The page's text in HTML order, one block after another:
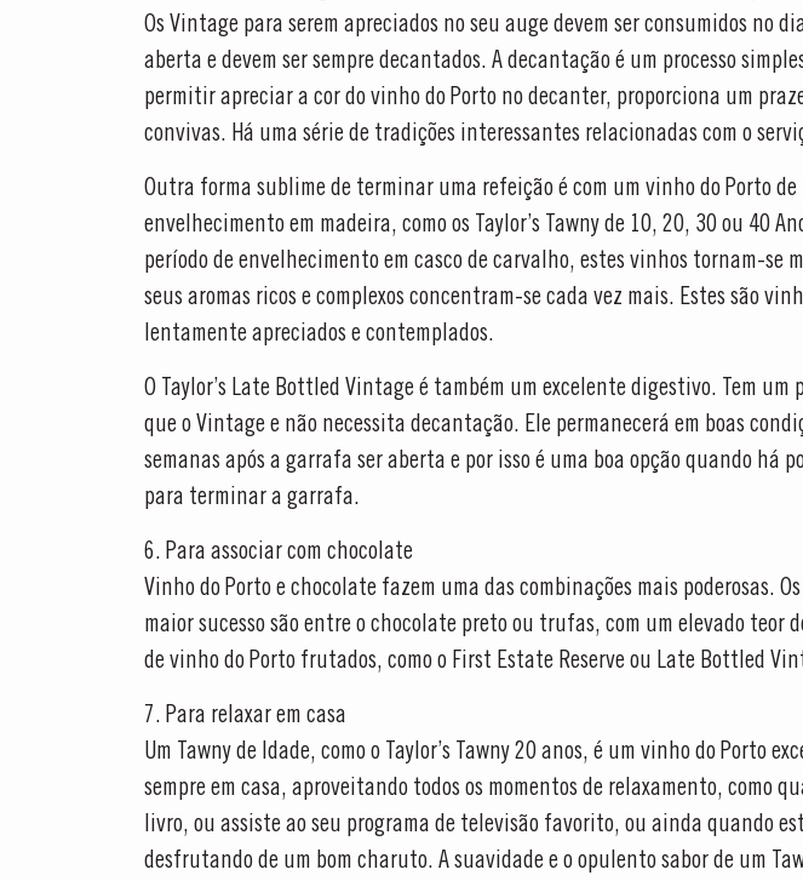
Os Vintage para serem apreciados no seu auge devem ser consumidos no
aberta e devem ser sempre decantados. A decantação é um processo
permitir apreciar a cor do vinho do Porto no decanter, proporciona um
convivas. Há uma série de tradições interessantes relacionadas com o
Outra forma sublime de terminar uma refeição é com um vinho do Porto de
envelhecimento em madeira, como os Taylor’s Tawny de 10, 20, 30 ou 40
período de envelhecimento em casco de carvalho, estes vinhos tornam-se
seus aromas ricos e complexos concentram-se cada vez mais. Estes são
lentamente apreciados e contemplados.
O Taylor’s Late Bottled Vintage é também um excelente digestivo. Tem um
que o Vintage e não necessita decantação. Ele permanecerá em boas
semanas após a garrafa ser aberta e por isso é uma boa opção quando há
para terminar a garrafa.
6. Para associar com chocolate
Vinho do Porto e chocolate fazem uma das combinações mais poderosas.
maior sucesso são entre o chocolate preto ou trufas, com um elevado teor
de vinho do Porto frutados, como o First Estate Reserve ou Late Bottled
7. Para relaxar em casa
Um Tawny de Idade, como o Taylor’s Tawny 20 anos, é um vinho do Porto
sempre em casa, aproveitando todos os momentos de relaxamento, como
livro, ou assiste ao seu programa de televisão favorito, ou ainda quando
desfrutando de um bom charuto. A suavidade e o opulento sabor de um
DESCOBRIR